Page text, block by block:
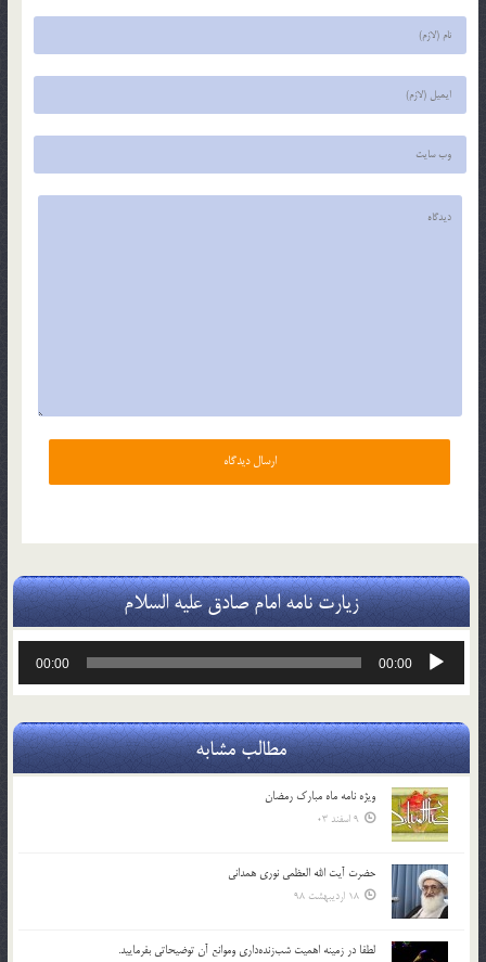
زیارت نامه امام صادق علیه السلام
پخش‌کننده
00:00
00:00
مطالب مشابه
ویژه نامه ماه مبارک رمضان
9 اسفند 03
حضرت آیت الله العظمی نوری همدانی
18 اردیبهشت 98
لطفا در زمينه اهميت شب‌زنده‌داري وموانع آن توضيحاتي بفرماييد.